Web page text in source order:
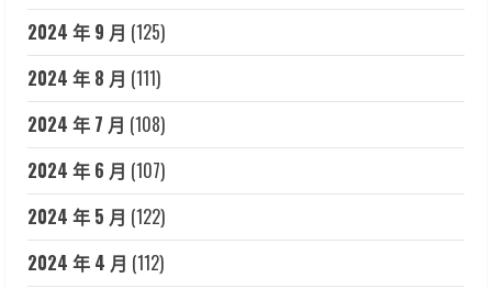
2024 年 9 月 (125)
2024 年 8 月 (111)
2024 年 7 月 (108)
2024 年 6 月 (107)
2024 年 5 月 (122)
2024 年 4 月 (112)